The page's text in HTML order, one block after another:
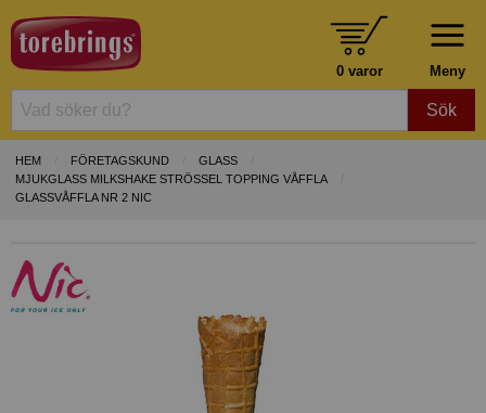
Meny
0 varor
Sök
HEM FÖRETAGSKUND
GLASS
MJUKGLASS MILKSHAKE STRÖSSEL TOPPING VÅFFLA
GLASSVÅFFLA NR 2 NIC